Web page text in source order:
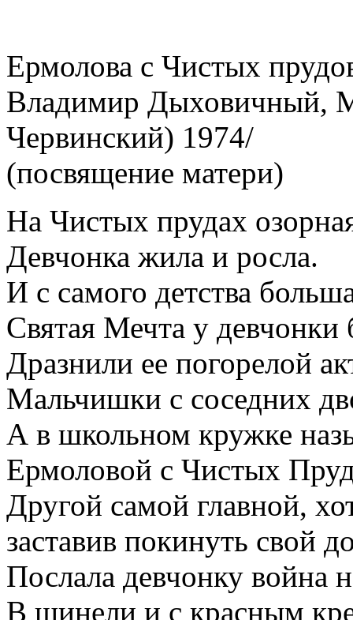
Ермолова с Чистых
Владимир Дыховичный,
Червинский) 1974/
(посвящение матери)
На Чистых прудах
Девчонка жила и росла.
И с самого детства
Святая Мечта у девчонки
Дразнили ее погорелой
Мальчишки с соседних
А в школьном кружке
Ермоловой с Чистых
Другой самой главной,
заставив покинуть свой
Послала девчонку война
В шинели и с красным